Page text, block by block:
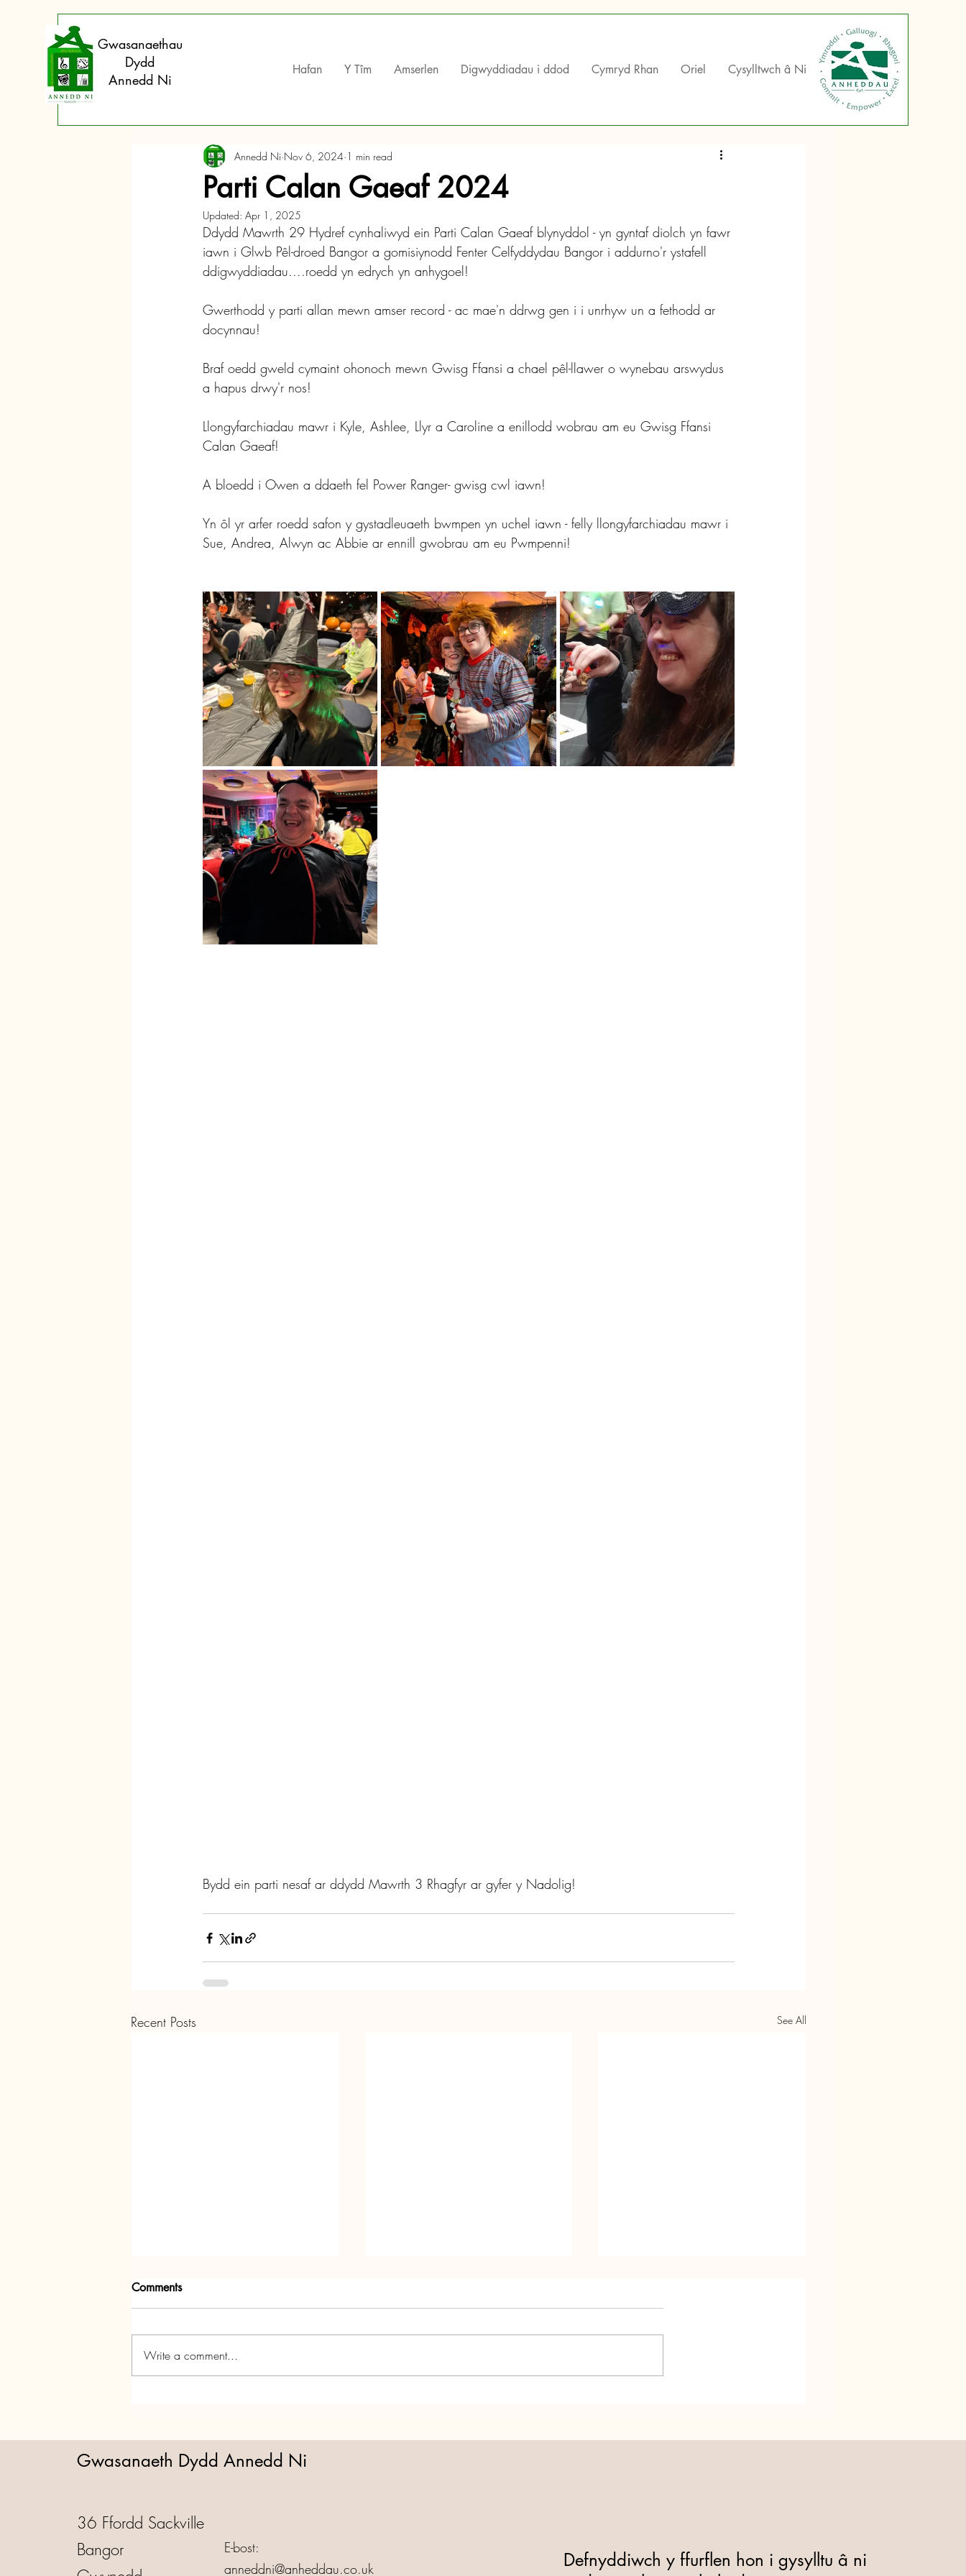
Gwasanaethau
Dydd
Annedd Ni
Hafan Y Tîm Amserlen Digwyddiadau i ddod Cymryd Rhan Oriel Cysylltwch â Ni
Parti Calan Gaeaf 2024
Annedd Ni Nov 6, 2024 1 min read
Updated: Apr 1, 2025
Ddydd Mawrth 29 Hydref cynhaliwyd ein Parti Calan Gaeaf blynyddol - yn gyntaf diolch yn fawr
iawn i Glwb Pêl-droed Bangor a gomisiynodd Fenter Celfyddydau Bangor i addurno'r ystafell
ddigwyddiadau....roedd yn edrych yn anhygoel!
Gwerthodd y parti allan mewn amser record - ac mae'n ddrwg gen i i unrhyw un a fethodd ar
docynnau!
Braf oedd gweld cymaint ohonoch mewn Gwisg Ffansi a chael pêl-llawer o wynebau arswydus
a hapus drwy'r nos!
Llongyfarchiadau mawr i Kyle, Ashlee, Llyr a Caroline a enillodd wobrau am eu Gwisg Ffansi
Calan Gaeaf!
A bloedd i Owen a ddaeth fel Power Ranger- gwisg cwl iawn!
Yn ôl yr arfer roedd safon y gystadleuaeth bwmpen yn uchel iawn - felly llongyfarchiadau mawr i
Sue, Andrea, Alwyn ac Abbie ar ennill gwobrau am eu Pwmpenni!
Bydd ein parti nesaf ar ddydd Mawrth 3 Rhagfyr ar gyfer y Nadolig!
Recent Posts See All
Comments
Write a comment...
Gwasanaeth Dydd Annedd Ni
36 Ffordd Sackville
Bangor
E-bost:
anneddni@anheddau.co.uk
Defnyddiwch y ffurflen hon i gysylltu â ni